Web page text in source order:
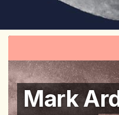
Mark